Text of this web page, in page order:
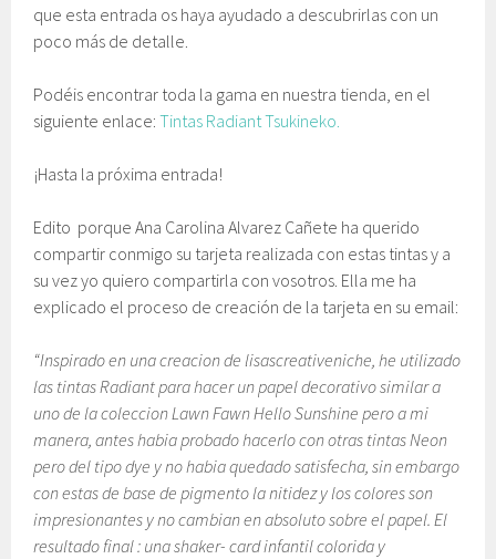
que esta entrada os haya ayudado a descubrirlas con un
poco más de detalle.
Podéis encontrar toda la gama en nuestra tienda, en el
siguiente enlace:Tintas Radiant Tsukineko.
¡Hasta la próxima entrada!
Edito porque Ana Carolina Alvarez Cañete ha querido
compartir conmigo su tarjeta realizada con estas tintas y a
su vez yo quiero compartirla con vosotros. Ella me ha
explicado el proceso de creación de la tarjeta en su email:
“Inspirado en una creacion de lisascreativeniche, he utilizado
las tintas Radiant para hacer un papel decorativo similar a
uno de la coleccion Lawn Fawn Hello Sunshine pero a mi
manera, antes habia probado hacerlo con otras tintas Neon
pero del tipo dye y no habia quedado satisfecha, sin embargo
con estas de base de pigmento la nitidez y los colores son
impresionantes y no cambian en absoluto sobre el papel. El
resultado final : una shaker- card infantil colorida y